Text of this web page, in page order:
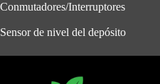
Conmutadores/Interruptores
Sensor de nivel del depósito